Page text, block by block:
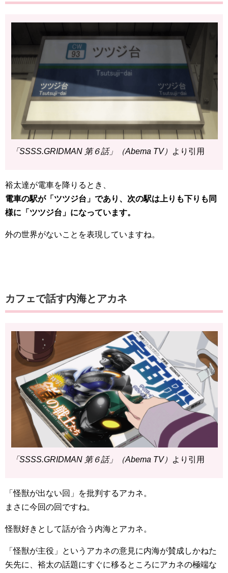
「SSSS.GRIDMAN 第６話」（Abema TV） より引用
裕太達が電車を降りるとき、
電車の駅が「ツツジ台」であり、次の駅は上りも下りも同
様に「ツツジ台」になっています。
外の世界がないことを表現していますね。
カフェで話す内海とアカネ
「SSSS.GRIDMAN 第６話」（Abema TV） より引用
「怪獣が出ない回」を批判するアカネ。
まさに今回の回ですね。
怪獣好きとして話が合う内海とアカネ。
「怪獣が主役」というアカネの意見に内海が賛成しかねた
矢先に、裕太の話題にすぐに移るところにアカネの極端な